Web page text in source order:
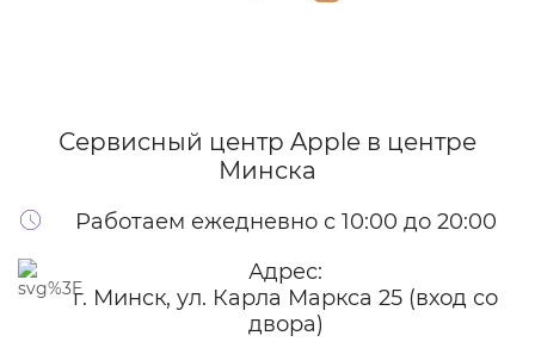
Сервисный центр Apple в центре
Минска
Работаем ежедневно с 10:00 до 20:00
Адрес:
г. Минск, ул. Карла Маркса 25 (вход со
двора)